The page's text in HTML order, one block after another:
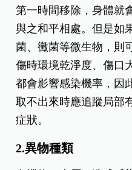
第一時間移除，身體就
與之和平相處。但是如
菌、黴菌等微生物，則
傷時環境乾淨度、傷口
都會影響感染機率，因
取不出來時應追蹤局部
症狀。
2.異物種類